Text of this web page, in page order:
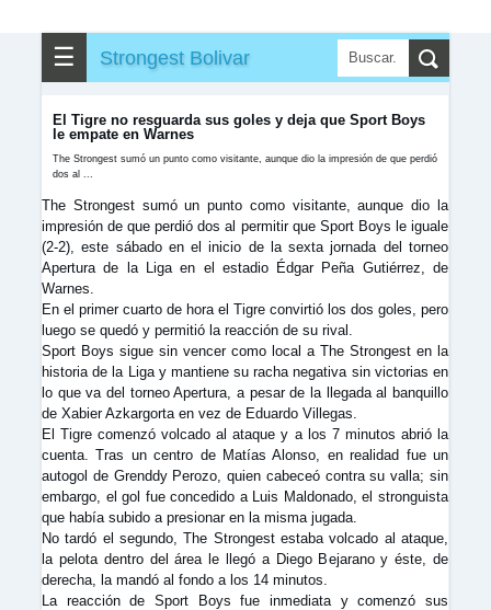
☰ Strongest Bolivar
El Tigre no resguarda sus goles y deja que Sport Boys
le empate en Warnes
The Strongest sumó un punto como visitante, aunque dio la impresión de que perdió
dos al ...
The Strongest sumó un punto como visitante, aunque dio la
impresión de que perdió dos al permitir que Sport Boys le iguale
(2-2), este sábado en el inicio de la sexta jornada del torneo
Apertura de la Liga en el estadio Édgar Peña Gutiérrez, de
Warnes.
En el primer cuarto de hora el Tigre convirtió los dos goles, pero
luego se quedó y permitió la reacción de su rival.
Sport Boys sigue sin vencer como local a The Strongest en la
historia de la Liga y mantiene su racha negativa sin victorias en
lo que va del torneo Apertura, a pesar de la llegada al banquillo
de Xabier Azkargorta en vez de Eduardo Villegas.
El Tigre comenzó volcado al ataque y a los 7 minutos abrió la
cuenta. Tras un centro de Matías Alonso, en realidad fue un
autogol de Grenddy Perozo, quien cabeceó contra su valla; sin
embargo, el gol fue concedido a Luis Maldonado, el stronguista
que había subido a presionar en la misma jugada.
No tardó el segundo, The Strongest estaba volcado al ataque,
la pelota dentro del área le llegó a Diego Bejarano y éste, de
derecha, la mandó al fondo a los 14 minutos.
La reacción de Sport Boys fue inmediata y comenzó sus
✎ ▼